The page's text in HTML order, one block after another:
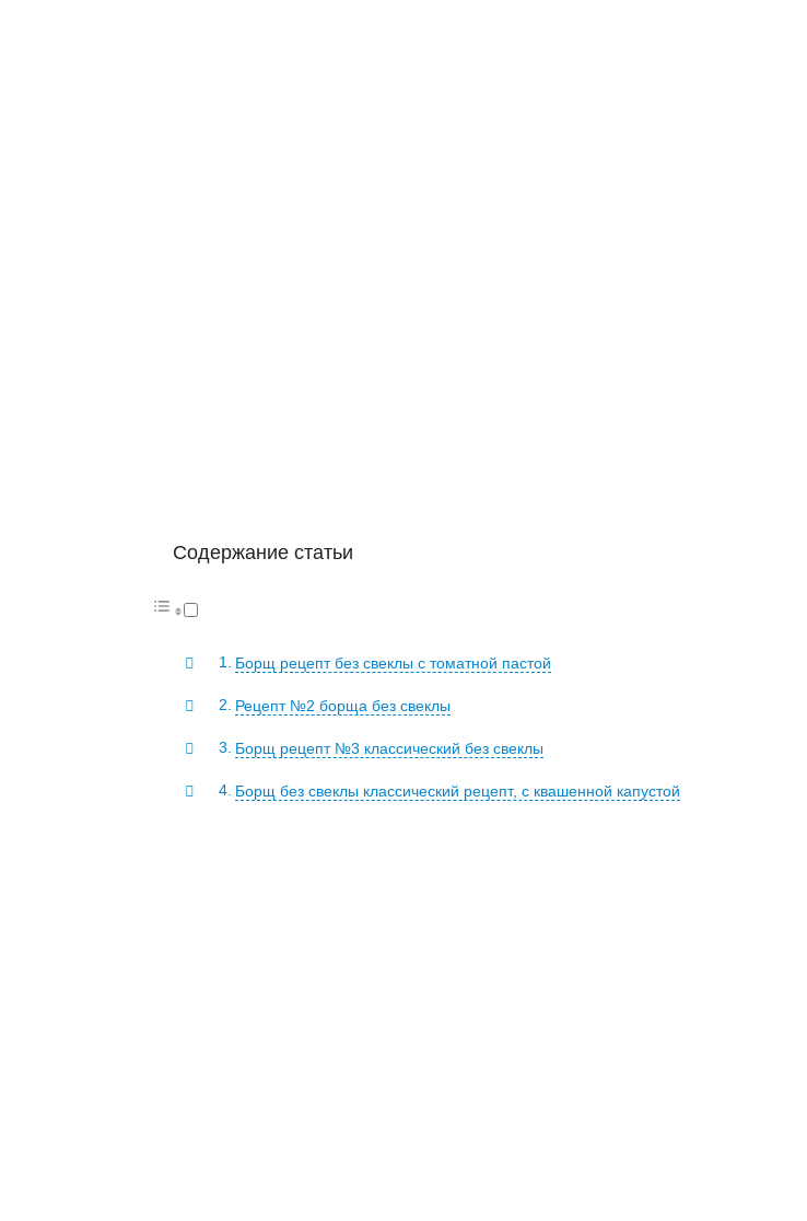
Содержание статьи
Борщ рецепт без свеклы с томатной пастой
Рецепт №2 борща без свеклы
Борщ рецепт №3 классический без свеклы
Борщ без свеклы классический рецепт, с квашенной капустой